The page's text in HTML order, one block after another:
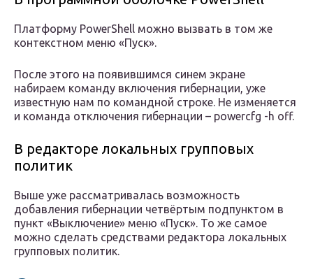
Платформу PowerShell можно вызвать в том же
контекстном меню «Пуск».
После этого на появившимся синем экране
набираем команду включения гибернации, уже
известную нам по командной строке. Не изменяется
и команда отключения гибернации – powercfg -h off.
В редакторе локальных групповых
политик
Выше уже рассматривалась возможность
добавления гибернации четвёртым подпунктом в
пункт «Выключение» меню «Пуск». То же самое
можно сделать средствами редактора локальных
групповых политик.